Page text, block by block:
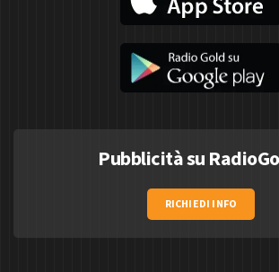
Pubblicità su
RICHIEDI INFO